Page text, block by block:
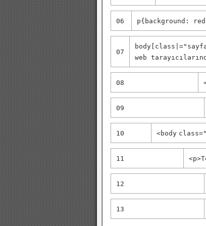
06 p{background:
07
web
08
09
10 <body class=
11 <p
12
13